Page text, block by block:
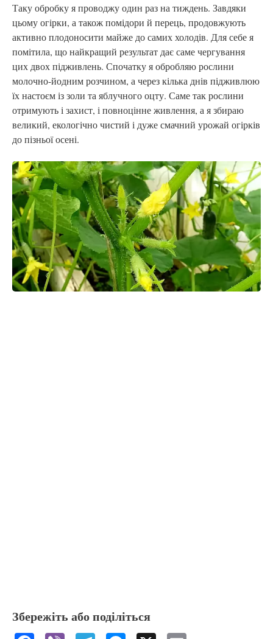
Таку обробку я проводжу один раз на тиждень. Завдяки
цьому огірки, а також помідори й перець, продовжують
активно плодоносити майже до самих холодів. Для себе я
помітила, що найкращий результат дає саме чергування
цих двох підживлень. Спочатку я обробляю рослини
молочно-йодним розчином, а через кілька днів підживлюю
їх настоєм із золи та яблучного оцту. Саме так рослини
отримують і захист, і повноцінне живлення, а я збираю
великий, екологічно чистий і дуже смачний урожай огірків
до пізньої осені.
Збережіть або поділіться